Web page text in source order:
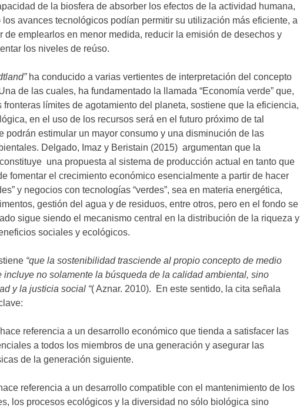
de la biosfera de absorber los efectos de la actividad humana,
los avances tecnológicos podían permitir su utilización más eficiente, a
de emplearlos en menor medida, reducir la emisión de desechos y
los niveles de reúso.
ha conducido a varias vertientes de interpretación del concepto
de las cuales, ha fundamentado la llamada “Economía verde” que,
fronteras límites de agotamiento del planeta, sostiene que la eficiencia,
en el uso de los recursos será en el futuro próximo de tal
podrán estimular un mayor consumo y una disminución de las
Delgado, Imaz y Beristain (2015) argumentan que la
una propuesta al sistema de producción actual en tanto que
fomentar el crecimiento económico esencialmente a partir de hacer
y negocios con tecnologías “verdes”, sea en materia energética,
gestión del agua y de residuos, entre otros, pero en el fondo se
sigue siendo el mecanismo central en la distribución de la riqueza y
sociales y ecológicos.
“que la sostenibilidad trasciende al propio concepto de medio
incluye no solamente la búsqueda de la calidad ambiental, sino
y la justicia social “( Aznar. 2010). En este sentido, la cita señala
referencia a un desarrollo económico que tienda a satisfacer las
a todos los miembros de una generación y asegurar las
de la generación siguiente.
referencia a un desarrollo compatible con el mantenimiento de los
los procesos ecológicos y la diversidad no sólo biológica sino